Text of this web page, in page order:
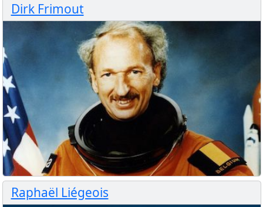
Dirk Frimout
Raphaël Liégeois